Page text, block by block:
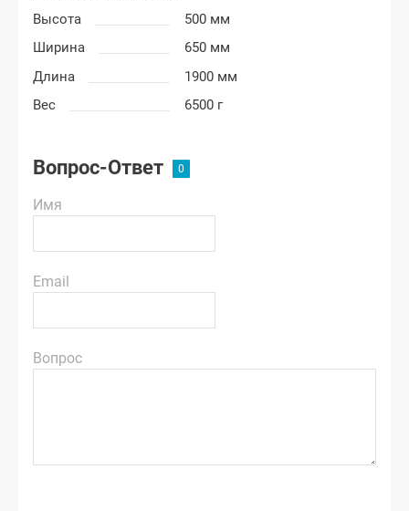
Высота
500 мм
Ширина
650 мм
Длина
1900 мм
Вес
6500 г
Вопрос-Ответ
Имя
Email
Вопрос